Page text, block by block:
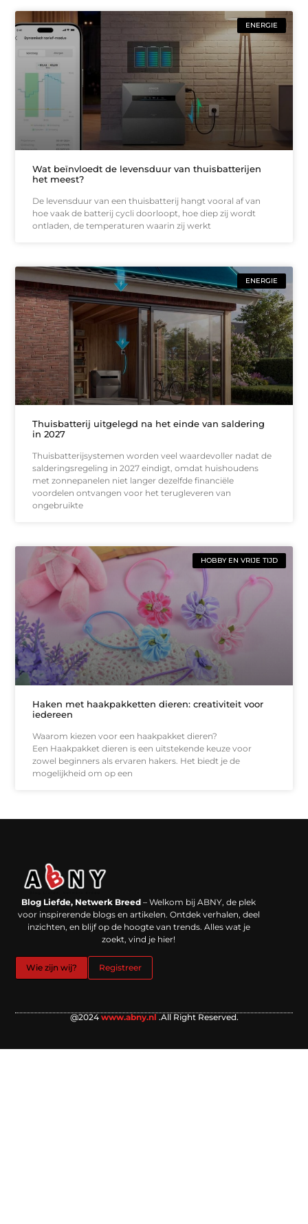
ENERGIE
Wat beïnvloedt de levensduur van thuisbatterijen
het meest?
De levensduur van een thuisbatterij hangt vooral af van
hoe vaak de batterij cycli doorloopt, hoe diep zij wordt
ontladen, de temperaturen waarin zij werkt
ENERGIE
Thuisbatterij uitgelegd na het einde van saldering
in 2027
Thuisbatterijsystemen worden veel waardevoller nadat de
salderingsregeling in 2027 eindigt, omdat huishoudens
met zonnepanelen niet langer dezelfde financiële
voordelen ontvangen voor het terugleveren van
ongebruikte
HOBBY EN VRIJE TIJD
Haken met haakpakketten dieren: creativiteit voor
iedereen
Waarom kiezen voor een haakpakket dieren?
Een Haakpakket dieren is een uitstekende keuze voor
zowel beginners als ervaren hakers. Het biedt je de
mogelijkheid om op een
Blog Liefde, Netwerk Breed – Welkom bij ABNY, de plek
voor inspirerende blogs en artikelen. Ontdek verhalen, deel
inzichten, en blijf op de hoogte van trends. Alles wat je
zoekt, vind je hier!
Wie zijn wij? Registreer
@2024 www.abny.nl .All Right Reserved.